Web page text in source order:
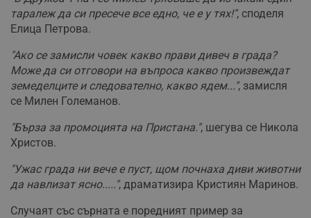
таралеж да си пресече все едно, че е у тях!", споделя
Елица Петрова.
"Ако се замисли човек какво прави дивеч в града?
Може да си отговори на въпроса какво произвеждат
земеделците и следователно, какво ядем...", замисля
се Милен Големанов.
"Бърза за промоцията на Пристана.", шегува се Никола
Христов.
"Ужас града ни вече е пуст, щом почнаха диви животни
да навлизат ясно.....", драматизира Кристиян Маринов.
Случаят със сърната е поредният пример за